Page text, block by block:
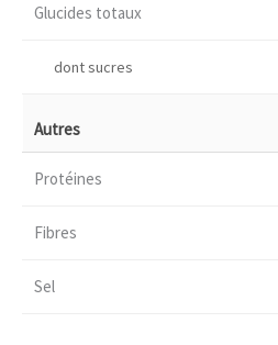
Glucides totaux
dont sucres
Autres
Protéines
Fibres
Sel